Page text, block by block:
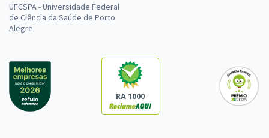
UFCSPA - Universidade Federal
de Ciência da Saúde de Porto
Alegre
RA 1000